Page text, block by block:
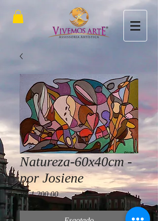
Natureza-60x40cm -
por Josiene
R$ 1.200,00Preço